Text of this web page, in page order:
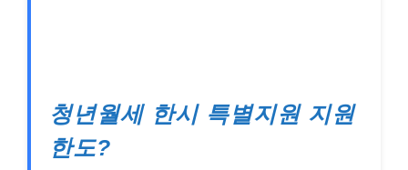
청년월세 한시 특별지원 지원
한도?